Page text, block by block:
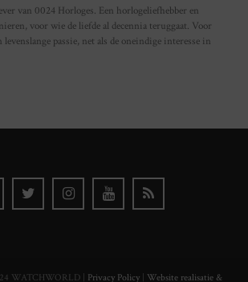
van 0024 Horloges. Een horlogeliefhebber en
voor wie de liefde al decennia teruggaat. Voor
passie, net als de oneindige interesse in
WATCHWORLD | Privacy Policy Website realisatie &